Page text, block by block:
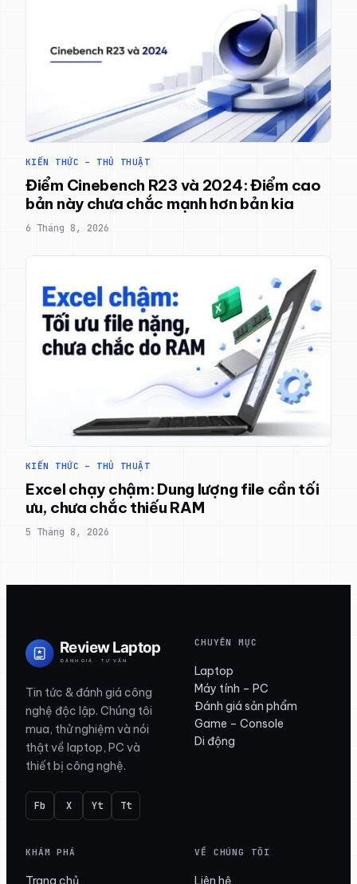
KIẾN THỨC – THỦ THUẬT
Điểm Cinebench R23 và 2024: Điểm cao
bản này chưa chắc mạnh hơn bản kia
6 Tháng 8, 2026
KIẾN THỨC – THỦ THUẬT
Excel chạy chậm: Dung lượng file cần tối
ưu, chưa chắc thiếu RAM
5 Tháng 8, 2026
Tin tức & đánh giá công
nghệ độc lập. Chúng tôi
mua, thử nghiệm và nói
thật về laptop, PC và
thiết bị công nghệ.
Fb X Yt Tt
CHUYÊN MỤC
Laptop
Máy tính – PC
Đánh giá sản phẩm
Game – Console
Di động
KHÁM PHÁ
Trang chủ
VỀ CHÚNG TÔI
Liên hệ